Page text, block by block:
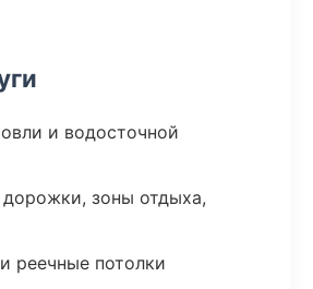
и водосточной
зоны отдыха,
реечные потолки